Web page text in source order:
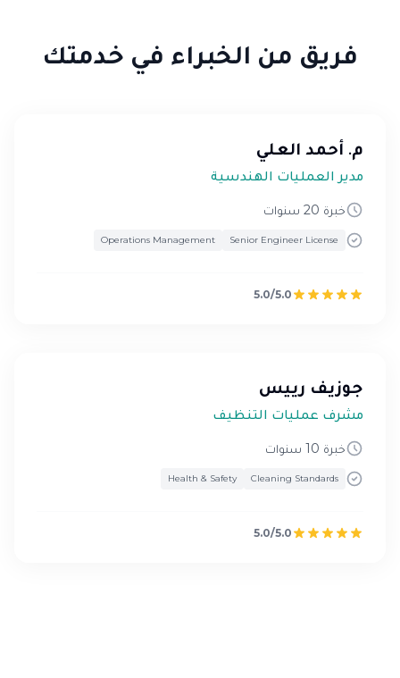
فريق من الخبراء في خدمتك
م. أحمد العلي
مدير العمليات الهندسية
خبرة 20 سنوات
Senior Engineer License
Operations Management
5.0/5.0
جوزيف رييس
مشرف عمليات التنظيف
خبرة 10 سنوات
Cleaning Standards
Health & Safety
5.0/5.0